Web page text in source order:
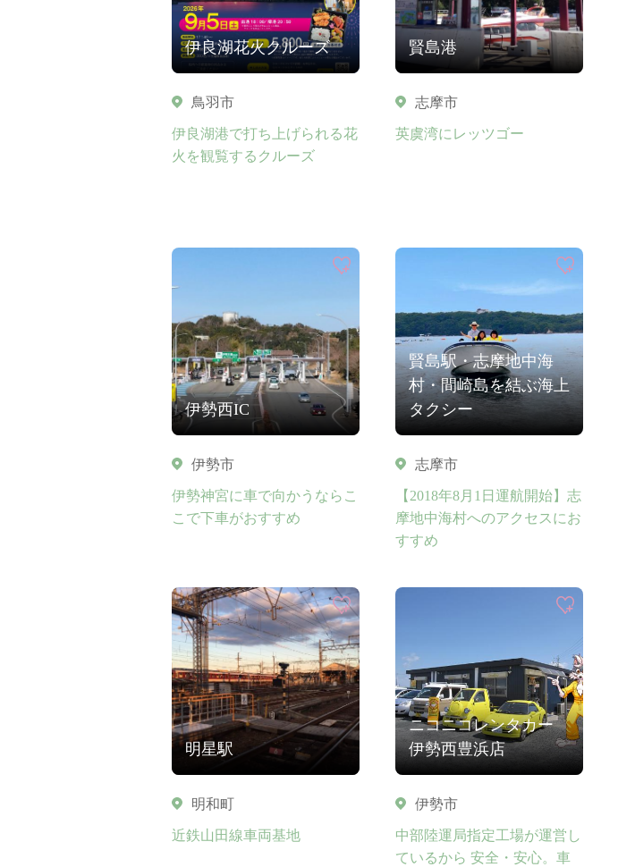
伊良湖花火クルーズ
鳥羽市
伊良湖港で打ち上げられる花
火を観覧するクルーズ
賢島港
志摩市
英虞湾にレッツゴー
伊勢西IC
伊勢市
伊勢神宮に車で向かうならこ
こで下車がおすすめ
賢島駅・志摩地中海
村・間崎島を結ぶ海上
タクシー
志摩市
【2018年8月1日運航開始】志
摩地中海村へのアクセスにお
すすめ
明星駅
明和町
近鉄山田線車両基地
ニコニコレンタカー
伊勢西豊浜店
伊勢市
中部陸運局指定工場が運営し
ているから 安全・安心。車